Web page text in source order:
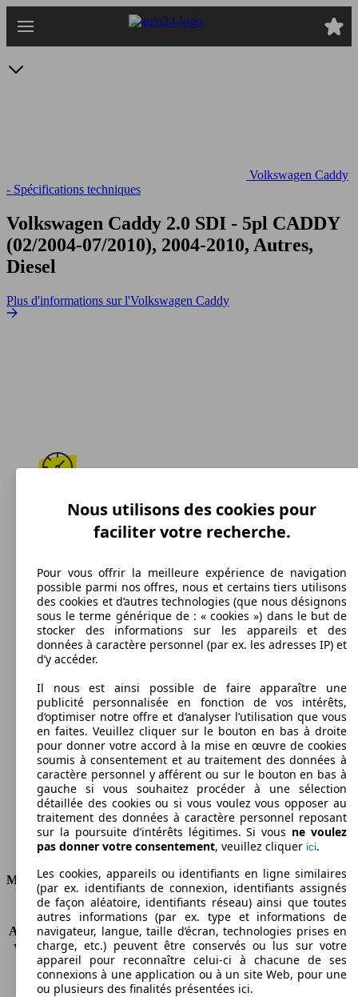
au
Volkswagen Caddy
- Spécifications techniques
Volkswagen Caddy 2.0 SDI - 5pl CADDY
(02/2004-07/2010), 2004-2010, Autres,
Diesel
Plus d'informations sur l'Volkswagen Caddy
142 km/h
Vitesse maximale
Diesel
Carburant
170 g/km
Émissions de CO2 (combinées)*
Ø 6.3 l/100km
Consommation
Moteur et Puissance
KW (CH)
52 kW (70 PS)
Accélération (0-100 km/h) 20.5s
Vitesse maximale (km/h) 142 km/h
Nombre de vitesses
5
Couple
140 nm
Nous utilisons des cookies pour
faciliter votre recherche.
Pour vous offrir la meilleure expérience de navigation
possible parmi nos offres, nous et certains tiers utilisons
des cookies et d’autres technologies (que nous désignons
sous le terme générique de : « cookies ») dans le but de
stocker des informations sur les appareils et des
données à caractère personnel (par ex. les adresses IP) et
d’y accéder.
Il nous est ainsi possible de faire apparaître une
publicité personnalisée en fonction de vos intérêts,
d’optimiser notre offre et d’analyser l’utilisation que vous
en faites. Veuillez cliquer sur le bouton en bas à droite
pour donner votre accord à la mise en œuvre de cookies
soumis à consentement et au traitement des données à
caractère personnel y afférent ou sur le bouton en bas à
gauche si vous souhaitez procéder à une sélection
détaillée des cookies ou si vous voulez vous opposer au
traitement des données à caractère personnel reposant
sur la poursuite d’intérêts légitimes. Si vous ne voulez
pas donner votre consentement, veuillez cliquer ici.
Les cookies, appareils ou identifiants en ligne similaires
(par ex. identifiants de connexion, identifiants assignés
de façon aléatoire, identifiants réseau) ainsi que toutes
autres informations (par ex. type et informations de
navigateur, langue, taille d’écran, technologies prises en
charge, etc.) peuvent être conservés ou lus sur votre
appareil pour reconnaître celui-ci à chacune de ses
connexions à une application ou à un site Web, pour une
ou plusieurs des finalités présentées ici.